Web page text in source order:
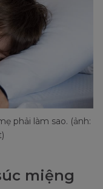
phải làm sao. (ảnh:
miệng